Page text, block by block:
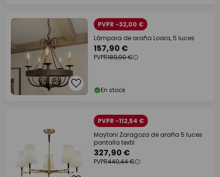
PVPR -32,00 €
Lámpara de araña Loara, 5 luces
157,90 €
PVPR189,90 €
En stock
PVPR -112,54 €
Maytoni Zaragoza de araña 5 luces
pantalla textil
327,90 €
PVPR440,44 €